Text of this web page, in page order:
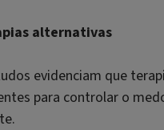
alternativas
evidenciam que
para controlar o